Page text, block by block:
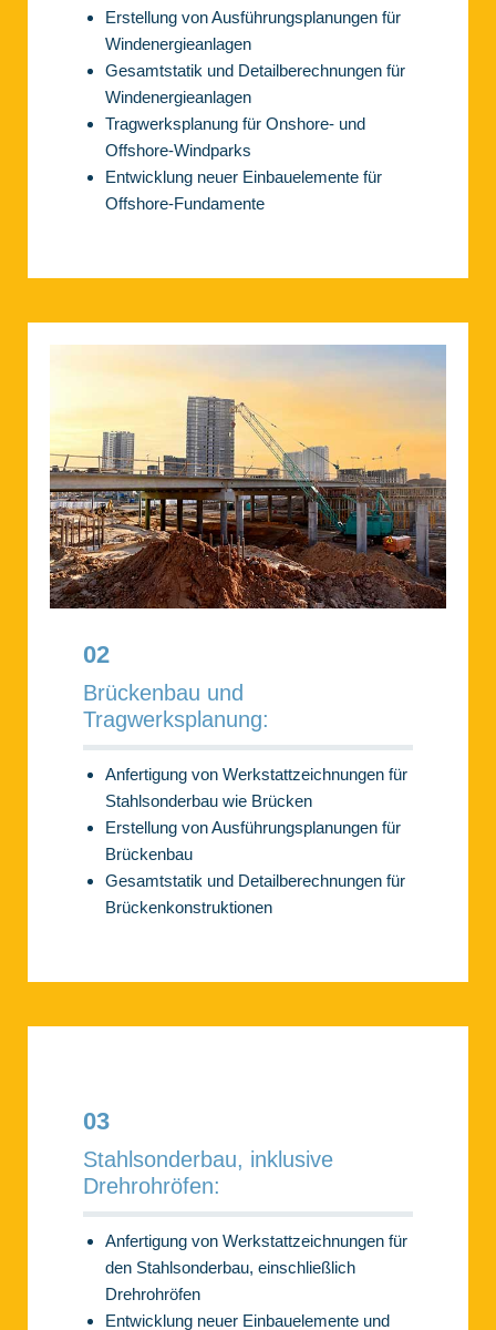
Erstellung von Ausführungsplanungen für
Windenergieanlagen
Gesamtstatik und Detailberechnungen für
Windenergieanlagen
Tragwerksplanung für Onshore- und
Offshore-Windparks
Entwicklung neuer Einbauelemente für
Offshore-Fundamente
02
Brückenbau und
Tragwerksplanung:
Anfertigung von Werkstattzeichnungen für
Stahlsonderbau wie Brücken
Erstellung von Ausführungsplanungen für
Brückenbau
Gesamtstatik und Detailberechnungen für
Brückenkonstruktionen
03
Stahlsonderbau, inklusive
Drehrohröfen:
Anfertigung von Werkstattzeichnungen für
den Stahlsonderbau, einschließlich
Drehrohröfen
Entwicklung neuer Einbauelemente und